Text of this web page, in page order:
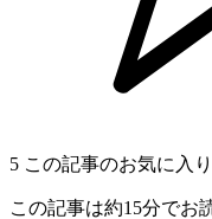
5 この記事のお気に入
この記事は約15分でお